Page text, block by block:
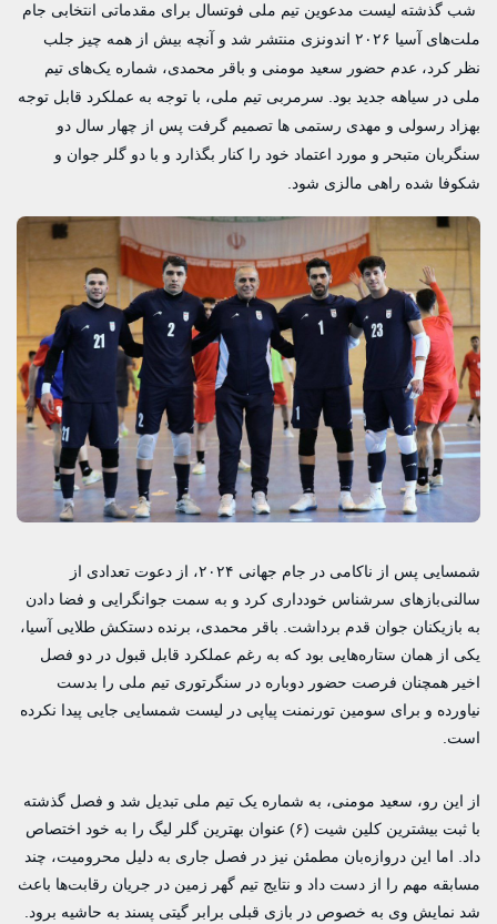
شب گذشته لیست مدعوین تیم ملی فوتسال برای مقدماتی انتخابی جام
ملت‌های آسیا ۲۰۲۶ اندونزی منتشر شد و آنچه بیش از همه چیز جلب
نظر کرد، عدم حضور سعید مومنی و باقر محمدی، شماره‌ یک‌های تیم
ملی در سیاهه جدید بود. سرمربی تیم ملی، با توجه به عملکرد قابل توجه
بهزاد رسولی و مهدی رستمی ها تصمیم گرفت پس از چهار سال دو
سنگربان متبحر و مورد اعتماد خود را کنار بگذارد و با دو گلر جوان و
شکوفا شده راهی مالزی شود.
شمسایی پس از ناکامی در جام جهانی ۲۰۲۴، از دعوت تعدادی از
سالنی‌بازهای سرشناس خودداری کرد و به سمت جوانگرایی و فضا دادن
به بازیکنان جوان قدم برداشت. باقر محمدی، برنده دستکش طلایی آسیا،
یکی از همان ستاره‌هایی بود که به رغم عملکرد قابل قبول در دو فصل
اخیر همچنان فرصت حضور دوباره در سنگرتوری تیم ملی را بدست
نیاورده و برای سومین تورنمنت پیاپی در لیست شمسایی جایی پیدا نکرده
است.
از این رو، سعید مومنی، به شماره یک تیم ملی تبدیل شد و فصل گذشته
با ثبت بیشترین کلین شیت (۶) عنوان بهترین گلر لیگ را به خود اختصاص
داد. اما این دروازه‌بان مطمئن نیز در فصل جاری به دلیل محرومیت، چند
مسابقه مهم را از دست داد و نتایج تیم گهر زمین در جریان رقابت‌ها باعث
شد نمایش وی به خصوص در بازی قبلی برابر گیتی پسند به حاشیه برود.